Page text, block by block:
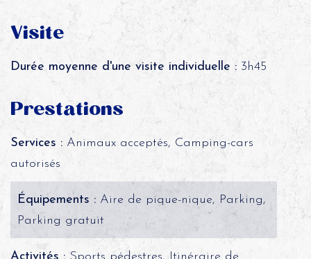
Visite
Durée moyenne d'une visite individuelle : 3h45
Prestations
Services :Animaux acceptés, Camping-cars
autorisés
Équipements :Aire de pique-nique, Parking,
Parking gratuit